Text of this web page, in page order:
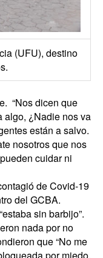
(UFU), destino
“Nos dicen que
algo, ¿Nadie nos va
están a salvo.
nosotros que nos
cuidar ni
de Covid-19
del GCBA.
sin barbijo”.
nada por no
que “No me
por miedo.